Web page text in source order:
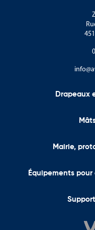
Drapeaux
Mairie,
Équipements